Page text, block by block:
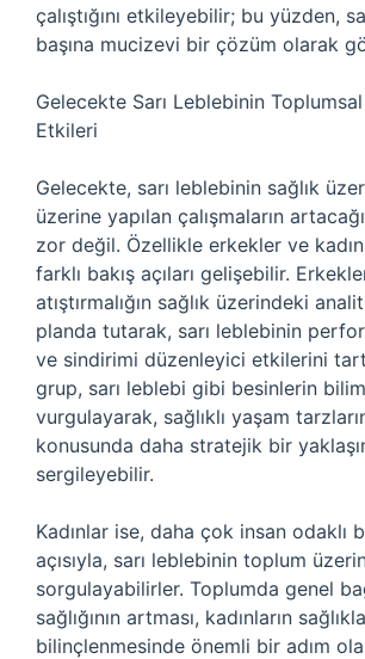
çalıştığını etkileyebilir; bu yüzden,
başına mucizevi bir çözüm olarak
Gelecekte Sarı Leblebinin
Etkileri
Gelecekte, sarı leblebinin sağlık
üzerine yapılan çalışmaların
zor değil. Özellikle erkekler ve
farklı bakış açıları gelişebilir.
atıştırmalığın sağlık üzerindeki
planda tutarak, sarı leblebinin
ve sindirimi düzenleyici etkilerini
grup, sarı leblebi gibi besinlerin
vurgulayarak, sağlıklı yaşam
konusunda daha stratejik bir
sergileyebilir.
Kadınlar ise, daha çok insan odaklı
açısıyla, sarı leblebinin toplum
sorgulayabilirler. Toplumda genel
sağlığının artması, kadınların
bilinçlenmesinde önemli bir adım